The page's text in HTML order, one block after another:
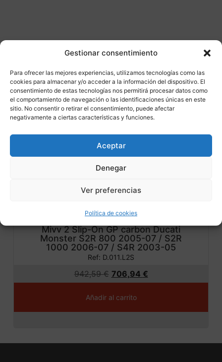
Gestionar consentimiento
Para ofrecer las mejores experiencias, utilizamos tecnologías como las
cookies para almacenar y/o acceder a la información del dispositivo. El
consentimiento de estas tecnologías nos permitirá procesar datos como
el comportamiento de navegación o las identificaciones únicas en este
sitio. No consentir o retirar el consentimiento, puede afectar
negativamente a ciertas características y funciones.
Aceptar
Denegar
Ver preferencias
Política de cookies
Otros productos
DISPONIBLE ENVÍO GRATIS 24/48H
¡Ofer
Compatibilidad 3
Mivv 2 Slip-On GP carbon Ducati
Monster S2R 800 2005-07 / S2R
1000 2006-07 / S4R 2003-05
Ref: D.011.L2S
942,59€ 706,94 €
Añadir al carrito